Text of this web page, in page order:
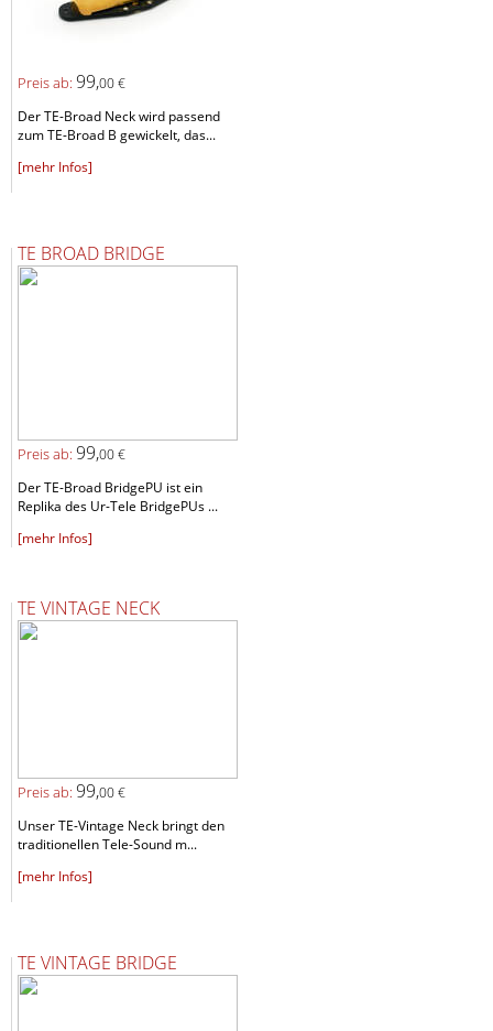
Preis ab: 99,00 €
Der TE-Broad Neck wird passend
zum TE-Broad B gewickelt, das...
[mehr Infos]
TE BROAD BRIDGE
Preis ab: 99,00 €
Der TE-Broad BridgePU ist ein
Replika des Ur-Tele BridgePUs ...
[mehr Infos]
TE VINTAGE NECK
Preis ab: 99,00 €
Unser TE-Vintage Neck bringt den
traditionellen Tele-Sound m...
[mehr Infos]
TE VINTAGE BRIDGE